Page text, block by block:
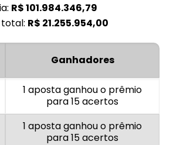
R$101.984.346,79
R$ 21.255.954,00
Ganhadores
1 aposta ganhou o prêmio
para 15 acertos
1 aposta ganhou o prêmio
para 15 acertos